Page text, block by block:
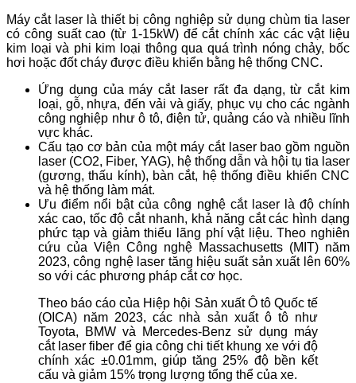
Máy cắt laser là thiết bị công nghiệp sử dụng chùm tia laser
có công suất cao (từ 1-15kW) để cắt chính xác các vật liệu
kim loại và phi kim loại thông qua quá trình nóng chảy, bốc
hơi hoặc đốt cháy được điều khiển bằng hệ thống CNC.
Ứng dụng của máy cắt laser rất đa dạng, từ cắt kim
loại, gỗ, nhựa, đến vải và giấy, phục vụ cho các ngành
công nghiệp như ô tô, điện tử, quảng cáo và nhiều lĩnh
vực khác.
Cấu tạo cơ bản của một máy cắt laser bao gồm nguồn
laser (CO2, Fiber, YAG), hệ thống dẫn và hội tụ tia laser
(gương, thấu kính), bàn cắt, hệ thống điều khiển CNC
và hệ thống làm mát.
Ưu điểm nổi bật của công nghệ cắt laser là độ chính
xác cao, tốc độ cắt nhanh, khả năng cắt các hình dạng
phức tạp và giảm thiểu lãng phí vật liệu. Theo nghiên
cứu của Viện Công nghệ Massachusetts (MIT) năm
2023, công nghệ laser tăng hiệu suất sản xuất lên 60%
so với các phương pháp cắt cơ học.
Theo báo cáo của Hiệp hội Sản xuất Ô tô Quốc tế
(OICA) năm 2023, các nhà sản xuất ô tô như
Toyota, BMW và Mercedes-Benz sử dụng máy
cắt laser fiber để gia công chi tiết khung xe với độ
chính xác ±0.01mm, giúp tăng 25% độ bền kết
cấu và giảm 15% trọng lượng tổng thể của xe.